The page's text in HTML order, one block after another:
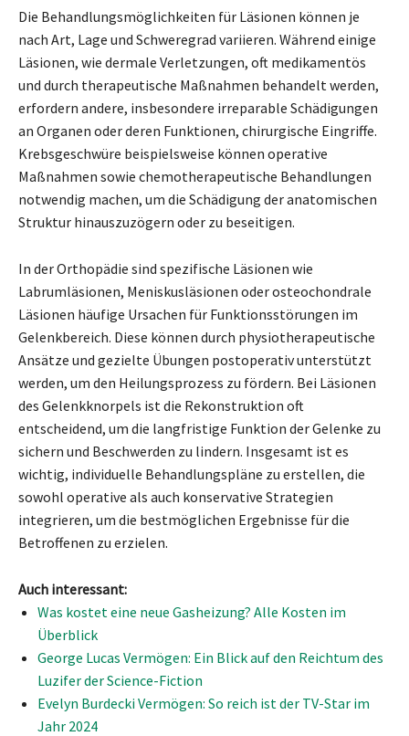
Die Behandlungsmöglichkeiten für Läsionen können je
nach Art, Lage und Schweregrad variieren. Während einige
Läsionen, wie dermale Verletzungen, oft medikamentös
und durch therapeutische Maßnahmen behandelt werden,
erfordern andere, insbesondere irreparable Schädigungen
an Organen oder deren Funktionen, chirurgische Eingriffe.
Krebsgeschwüre beispielsweise können operative
Maßnahmen sowie chemotherapeutische Behandlungen
notwendig machen, um die Schädigung der anatomischen
Struktur hinauszuzögern oder zu beseitigen.
In der Orthopädie sind spezifische Läsionen wie
Labrumläsionen, Meniskusläsionen oder osteochondrale
Läsionen häufige Ursachen für Funktionsstörungen im
Gelenkbereich. Diese können durch physiotherapeutische
Ansätze und gezielte Übungen postoperativ unterstützt
werden, um den Heilungsprozess zu fördern. Bei Läsionen
des Gelenkknorpels ist die Rekonstruktion oft
entscheidend, um die langfristige Funktion der Gelenke zu
sichern und Beschwerden zu lindern. Insgesamt ist es
wichtig, individuelle Behandlungspläne zu erstellen, die
sowohl operative als auch konservative Strategien
integrieren, um die bestmöglichen Ergebnisse für die
Betroffenen zu erzielen.
Auch interessant:
Was kostet eine neue Gasheizung? Alle Kosten im
Überblick
George Lucas Vermögen: Ein Blick auf den Reichtum des
Luzifer der Science-Fiction
Evelyn Burdecki Vermögen: So reich ist der TV-Star im
Jahr 2024